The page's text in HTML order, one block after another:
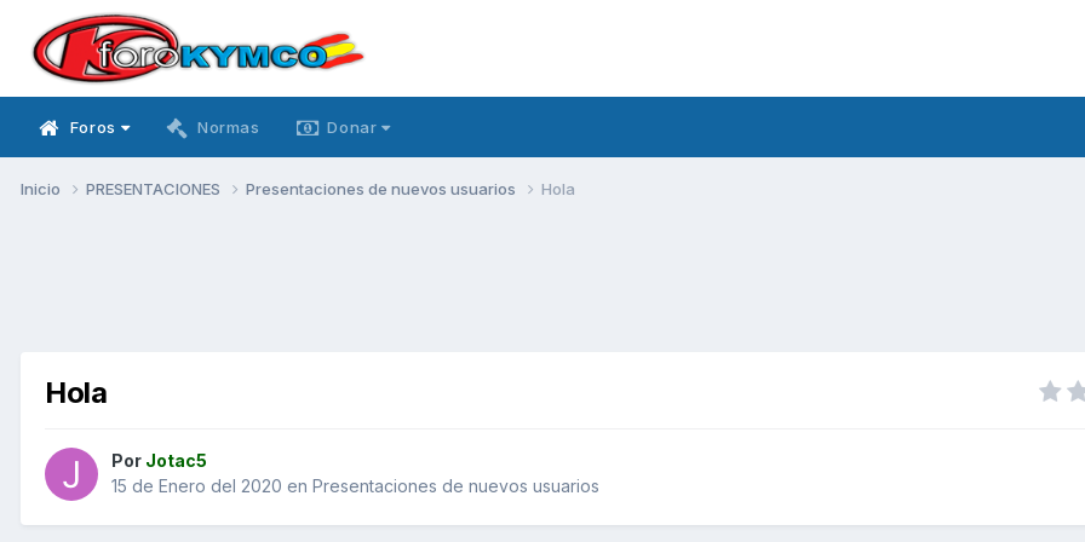
Foros Normas Donar
Inicio PRESENTACIONES Presentaciones de nuevos usuarios Hola
Hola
Por Jotac5
15 de Enero del 2020 en Presentaciones de nuevos usuarios